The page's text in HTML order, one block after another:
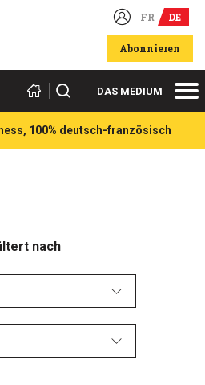
FR DE
Abonnieren
Suchen DAS MEDIUM
100% deutsch-französisch
nach